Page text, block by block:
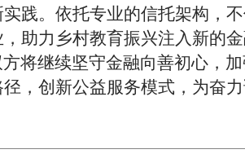
践。依托专业的信托架构，
助力乡村教育振兴注入新的金
将继续坚守金融向善初心，加
，创新公益服务模式，为奋